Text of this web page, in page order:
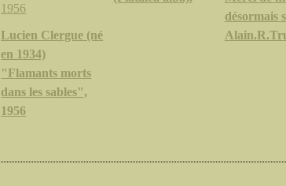
Lucien Clergue (né
en 1934)
"Flamants morts
dans les sables",
1956
désormais